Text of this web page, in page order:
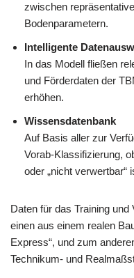
zwischen
Bodenparametern.
Intelligente
In das Modell fließen
und Förderdaten der
erhöhen.
Wissensdatenbank
Auf Basis aller zur
Vorab-Klassifizierung,
oder „nicht verwertbar“
Daten für das Training
einen aus einem realen
Express“, und zum
Technikum- und